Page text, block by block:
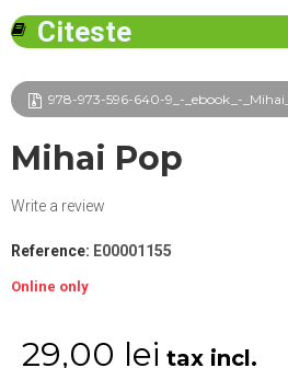
Citeste
978-973-596-640-9_-_ebook_-_Mihai_Pop_-
Mihai Pop
Write a review
Reference: E00001155
Online only
29,00 lei tax incl.